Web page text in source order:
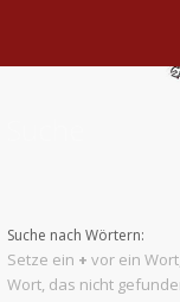
Suche nach Wörtern:
Setze ein + vor ein
Wort, das nicht